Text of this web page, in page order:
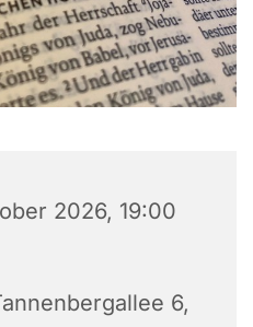
2026, 19:00
6,